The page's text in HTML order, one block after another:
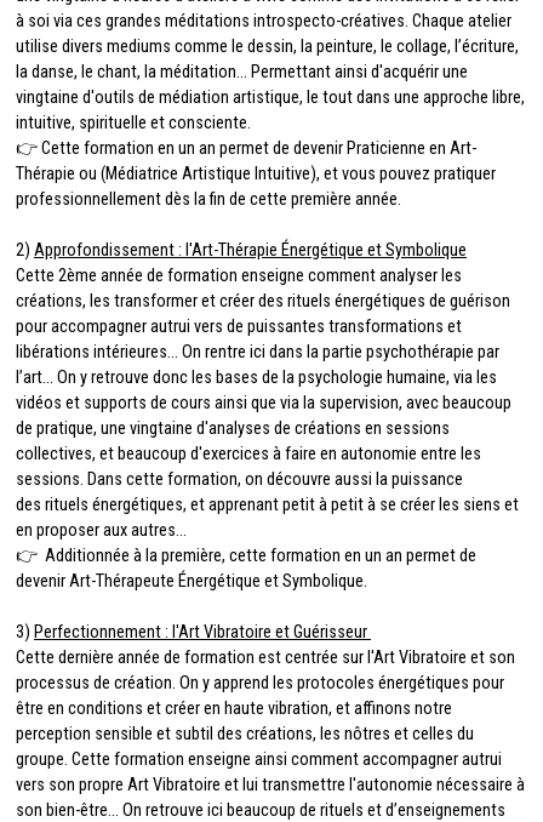
à soi via ces grandes méditations introspecto-créatives. Chaque atelier
utilise divers mediums comme le dessin, la peinture, le collage, l’écriture,
la danse, le chant, la méditation… Permettant ainsi d'acquérir une
vingtaine d'outils de médiation artistique, le tout dans une approche libre,
intuitive, spirituelle et consciente.
👉 Cette formation en un an permet de devenir Praticienne en Art-
Thérapie ou (Médiatrice Artistique Intuitive), et vous pouvez pratiquer
professionnellement dès la fin de cette première année.
2) Approfondissement : l'Art-Thérapie Énergétique et Symbolique
Cette 2ème année de formation enseigne comment analyser les
créations, les transformer et créer des rituels énergétiques de guérison
pour accompagner autrui vers de puissantes transformations et
libérations intérieures... On rentre ici dans la partie psychothérapie par
l’art… On y retrouve donc les bases de la psychologie humaine, via les
vidéos et supports de cours ainsi que via la supervision, avec beaucoup
de pratique, une vingtaine d'analyses de créations en sessions
collectives, et beaucoup d'exercices à faire en autonomie entre les
sessions. Dans cette formation, on découvre aussi la puissance
des rituels énergétiques, et apprenant petit à petit à se créer les siens et
en proposer aux autres…
👉 Additionnée à la première, cette formation en un an permet de
devenir Art-Thérapeute Énergétique et Symbolique.
3) Perfectionnement : l'Art Vibratoire et Guérisseur
Cette dernière année de formation est centrée sur l'Art Vibratoire et son
processus de création. On y apprend les protocoles énergétiques pour
être en conditions et créer en haute vibration, et affinons notre
perception sensible et subtil des créations, les nôtres et celles du
groupe. Cette formation enseigne ainsi comment accompagner autrui
vers son propre Art Vibratoire et lui transmettre l'autonomie nécessaire à
son bien-être... On retrouve ici beaucoup de rituels et d’enseignements